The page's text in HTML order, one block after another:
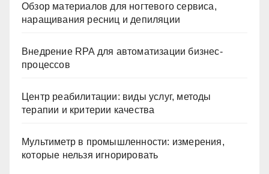
Обзор материалов для ногтевого сервиса,
наращивания ресниц и депиляции
Внедрение RPA для автоматизации бизнес-
процессов
Центр реабилитации: виды услуг, методы
терапии и критерии качества
Мультиметр в промышленности: измерения,
которые нельзя игнорировать